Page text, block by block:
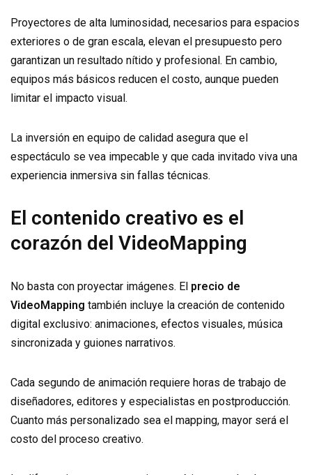
Proyectores de alta luminosidad, necesarios para espacios
exteriores o de gran escala, elevan el presupuesto pero
garantizan un resultado nítido y profesional. En cambio,
equipos más básicos reducen el costo, aunque pueden
limitar el impacto visual.
La inversión en equipo de calidad asegura que el
espectáculo se vea impecable y que cada invitado viva una
experiencia inmersiva sin fallas técnicas.
El contenido creativo es el
corazón del VideoMapping
No basta con proyectar imágenes. El precio de
VideoMapping también incluye la creación de contenido
digital exclusivo: animaciones, efectos visuales, música
sincronizada y guiones narrativos.
Cada segundo de animación requiere horas de trabajo de
diseñadores, editores y especialistas en postproducción.
Cuanto más personalizado sea el mapping, mayor será el
costo del proceso creativo.